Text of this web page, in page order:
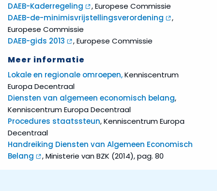
DAEB-Kaderregeling
, Europese Commissie
DAEB-de-minimisvrijstellingsverordening
,
Europese Commissie
DAEB-gids 2013
, Europese Commissie
Meer informatie
Lokale en regionale omroepen,Kenniscentrum
Europa Decentraal
Diensten van algemeen economisch belang,
Kenniscentrum Europa Decentraal
Procedures staatssteun, Kenniscentrum Europa
Decentraal
Handreiking Diensten van Algemeen Economisch
Belang
, Ministerie van BZK (2014), pag. 80